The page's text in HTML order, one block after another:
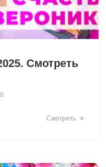
Смотреть
Смотреть